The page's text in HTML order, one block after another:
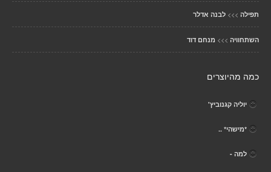
תפילה >>> לבנה אדלר
השתחוויה >>> מנחם דוד
כמה מהיוצרים
יוליה קגנוביץ'
*מישהי* ..
למה -